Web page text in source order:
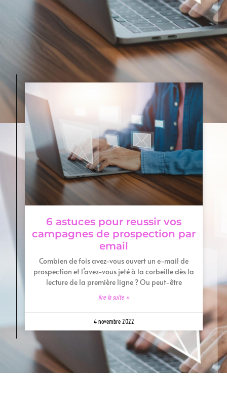
6 astuces pour reussir vos
campagnes de prospection par
email
Combien de fois avez-vous ouvert un e-mail de
prospection et l’avez-vous jeté à la corbeille dès la
lecture de la première ligne ? Ou peut-être
lire la suite »
4 novembre 2022